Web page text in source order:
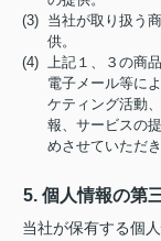
(3) 当社が取り扱う
供。
(4) 上記１、３の商
電子メール等に
ケティング活動
報、サービスの
めさせていただき
5. 個人情報の第
当社が保有する個